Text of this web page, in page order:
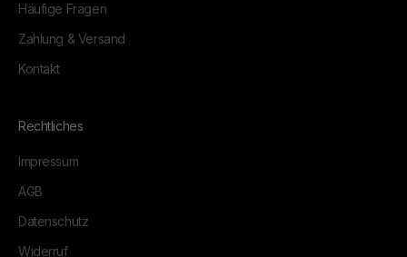
Häufige Fragen
Zahlung & Versand
Kontakt
Rechtliches
Impressum
AGB
Datenschutz
Widerruf